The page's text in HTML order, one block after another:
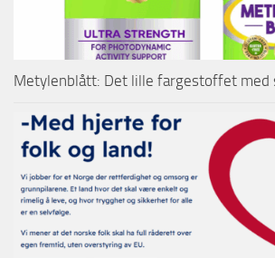
Metylenblått: Det lille fargestoffet med